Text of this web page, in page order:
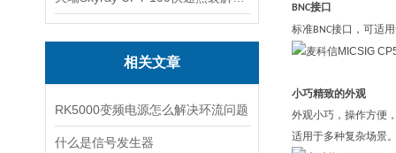
相关文章
RK5000变频电源怎么解决环流问题
什么是信号发生器
BNC接口
标准BNC接口，可适
小巧精致的外观
外观小巧，操作方便
适用于多种复杂场景